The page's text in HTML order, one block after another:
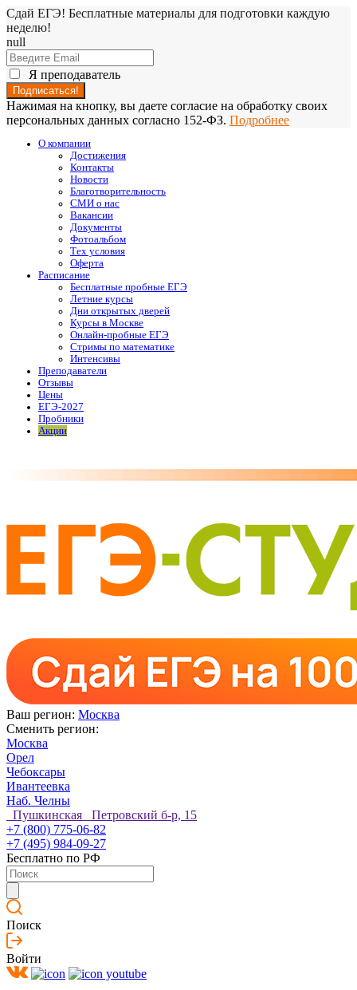
Сдай ЕГЭ! Бесплатные материалы для подготовки каждую
неделю!
null
Я преподаватель
Нажимая на кнопку, вы даете согласие на обработку своих
персональных данных согласно 152-ФЗ. Подробнее
О компании
Достижения
Контакты
Новости
Благотворительность
СМИ о нас
Вакансии
Документы
Фотоальбом
Тех условия
Оферта
Расписание
Бесплатные пробные ЕГЭ
Летние курсы
Дни открытых дверей
Курсы в Москве
Онлайн-пробные ЕГЭ
Стримы по математике
Интенсивы
Преподаватели
Отзывы
Цены
ЕГЭ-2027
Пробники
Акции
Ваш регион: Москва
Сменить регион:
Москва
Орел
Чебоксары
Ивантеевка
Наб. Челны
Пушкинская Петровский б-р, 15
+7 (800) 775-06-82
+7 (495) 984-09-27
Бесплатно по РФ
Поиск
Войти